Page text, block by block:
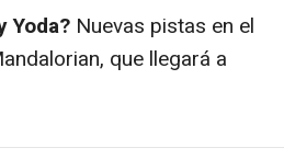
Yoda? Nuevas pistas en el
que llegará a